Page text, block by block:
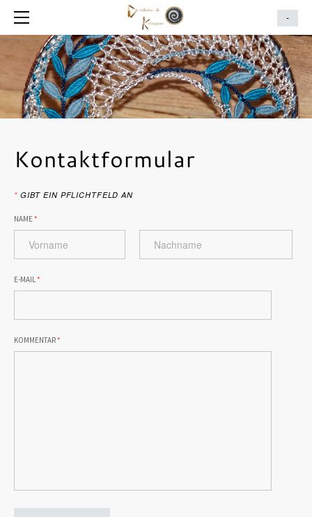
-
Kontaktformular
*GIBT EIN PFLICHTFELD AN
NAME*
E-MAIL*
KOMMENTAR*
HOME
ÜBER MICH
KURSE UND ANLÄSSE